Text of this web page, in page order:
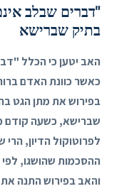
"דברים שבלב
בתיק שברישא
האב יטען כי הכלל
כאשר כוונת האדם
בפירוש את מתן הגט
לפרוטוקול הדיון, הרי
ההסכמות שהושגו,